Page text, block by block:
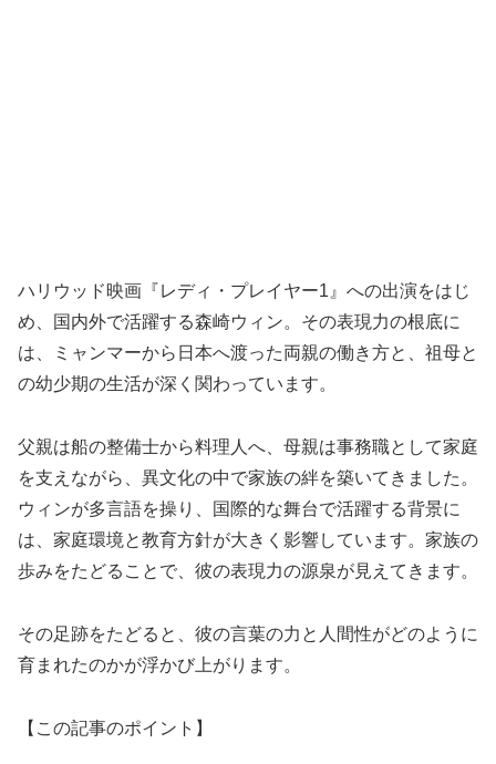
ハリウッド映画『レディ・プレイヤー1』への出演をはじ
め、国内外で活躍する森崎ウィン。その表現力の根底に
は、ミャンマーから日本へ渡った両親の働き方と、祖母と
の幼少期の生活が深く関わっています。
父親は船の整備士から料理人へ、母親は事務職として家庭
を支えながら、異文化の中で家族の絆を築いてきました。
ウィンが多言語を操り、国際的な舞台で活躍する背景に
は、家庭環境と教育方針が大きく影響しています。家族の
歩みをたどることで、彼の表現力の源泉が見えてきます。
その足跡をたどると、彼の言葉の力と人間性がどのように
育まれたのかが浮かび上がります。
【この記事のポイント】